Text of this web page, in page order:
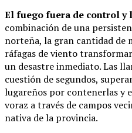
El fuego fuera de control y
combinación de una
norteña, la gran cantidad de
ráfagas de viento
un desastre inmediato. Las
cuestión de segundos,
lugareños por contenerlas y
voraz a través de campos
nativa de la provincia.